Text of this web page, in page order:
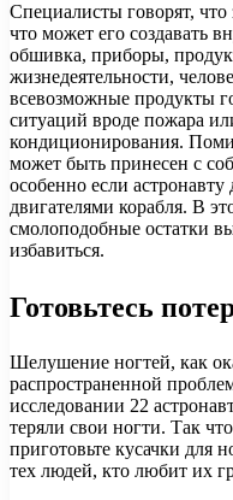
Специалисты говорят,
что может его создавать
обшивка, приборы,
жизнедеятельности,
всевозможные продукты
ситуаций вроде пожара
кондиционирования.
может быть принесен с
особенно если астронавту
двигателями корабля. В
смолоподобные остатки
избавиться.
Готовьтесь
Шелушение ногтей, как
распространенной
исследовании 22
теряли свои ногти. Так
приготовьте кусачки для
тех людей, кто любит их